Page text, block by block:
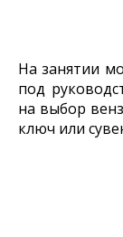
На занятии
под
на выбор
ключ или